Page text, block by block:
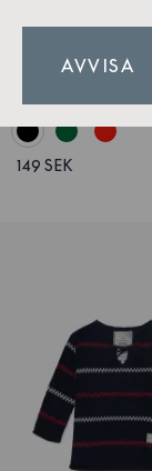
Bomull
149 SEK
AVVISA